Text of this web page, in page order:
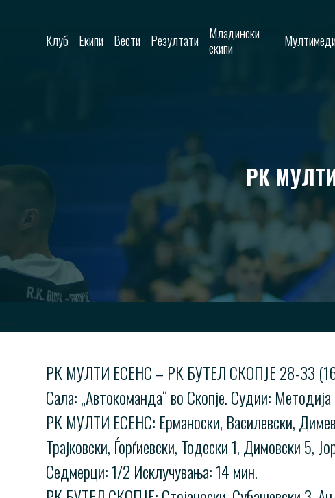
Клуб Екипи Вести Резултати
Младински
екипи
РК
-->
РК МУЛТИ ЕСЕНС – РК БУТЕЛ СКОПЈЕ 28-33
Сала: „Автокоманда“ во Скопје. Судии:
РК МУЛТИ ЕСЕНС: Ерманоски, Василевски,
Трајковски, Ѓорѓиевски, Тодески 1, Димовски 5,
Седмерци: 1/2 Исклучувања: 14 мин.